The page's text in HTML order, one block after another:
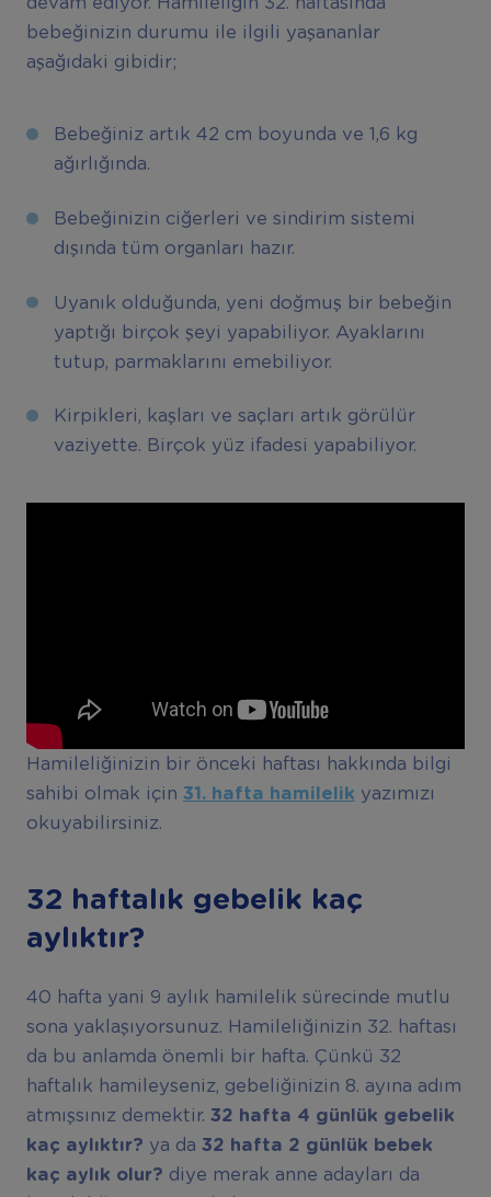
bebeğinizin durumu ile ilgili yaşananlar
aşağıdaki gibidir;
Bebeğiniz artık 42 cm boyunda ve 1,6 kg
ağırlığında.
Bebeğinizin ciğerleri ve sindirim sistemi
dışında tüm organları hazır.
Uyanık olduğunda, yeni doğmuş bir bebeğin
yaptığı birçok şeyi yapabiliyor. Ayaklarını
tutup, parmaklarını emebiliyor.
Kirpikleri, kaşları ve saçları artık görülür
vaziyette. Birçok yüz ifadesi yapabiliyor.
Hamileliğinizin bir önceki haftası hakkında bilgi
sahibi olmak için 31. hafta hamilelik yazımızı
okuyabilirsiniz.
32 haftalık gebelik kaç
aylıktır?
40 hafta yani 9 aylık hamilelik sürecinde mutlu
sona yaklaşıyorsunuz. Hamileliğinizin 32. haftası
da bu anlamda önemli bir hafta. Çünkü 32
haftalık hamileyseniz, gebeliğinizin 8. ayına adım
atmışsınız demektir. 32 hafta 4 günlük gebelik
kaç aylıktır? ya da 32 hafta 2 günlük bebek
kaç aylık olur? diye merak anne adayları da